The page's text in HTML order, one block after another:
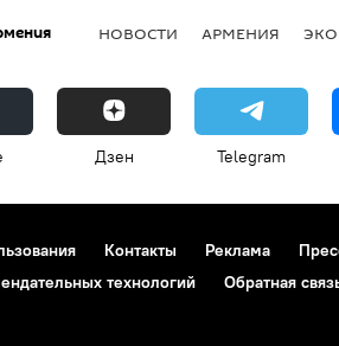
НОВОСТИ АРМЕНИЯ
Дзен Telegram
Контакты Реклама
технологий
Обратная